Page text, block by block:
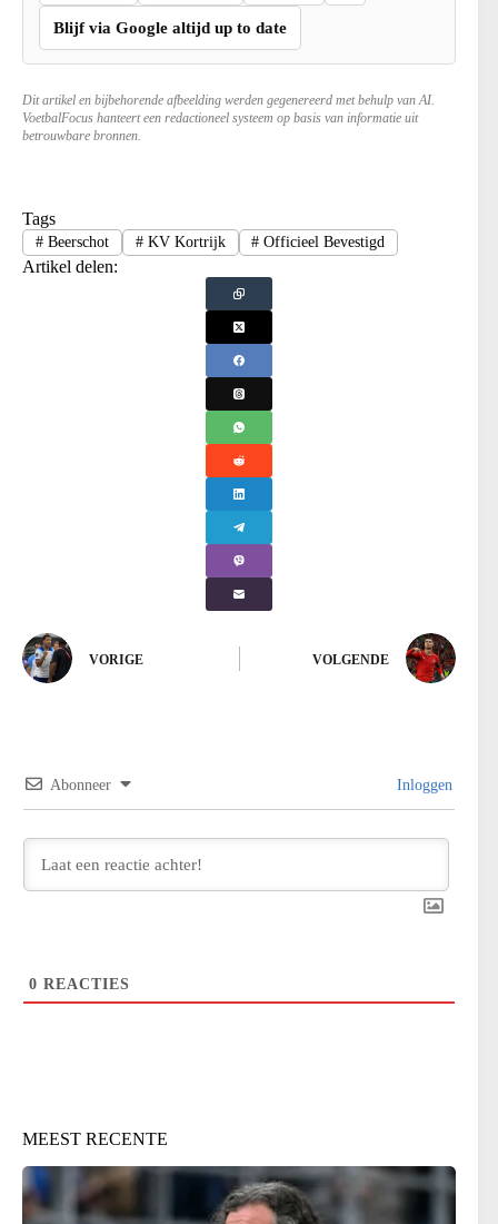
Blijf via Google altijd up to date
Dit artikel en bijbehorende afbeelding werden gegenereerd met behulp van AI.
VoetbalFocus hanteert een redactioneel systeem op basis van informatie uit
betrouwbare bronnen.
Tags
#Beerschot #KV Kortrijk # Officieel Bevestigd
Artikel delen:
VORIGE VOLGENDE
Abonneer Inloggen
0 REACTIES
MEEST RECENTE